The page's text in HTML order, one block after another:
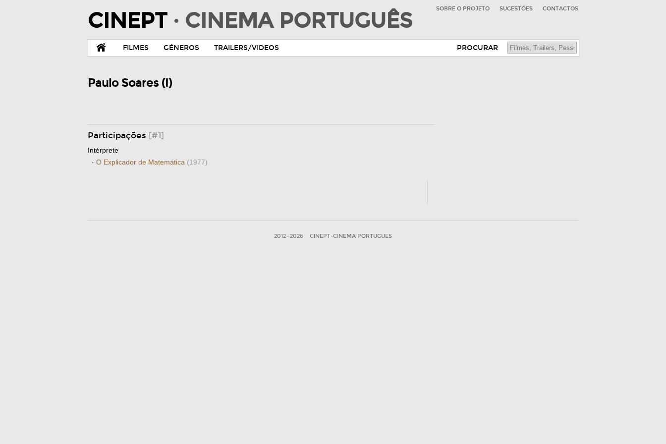
CINEPT · CINEMA PORTUGUÊS SOBRE O PROJETO SUGESTÕES CONTACTOS
FILMES GÉNEROS TRAILERS/VIDEOS PROCURAR
Paulo Soares (I)
Participações [#1]
Intérprete
· O Explicador de Matemática (1977)
2012—2026 CINEPT-CINEMA PORTUGUES